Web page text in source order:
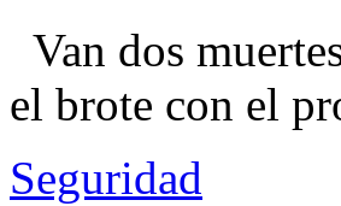
Van dos
el brote con el
Seguridad